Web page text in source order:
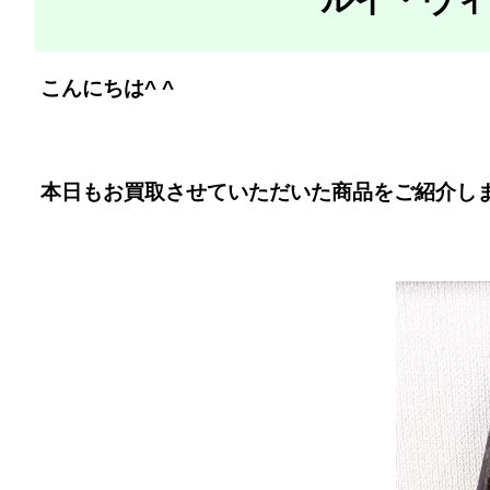
こんにちは^ ^
本日もお買取させていただいた商品をご紹介し